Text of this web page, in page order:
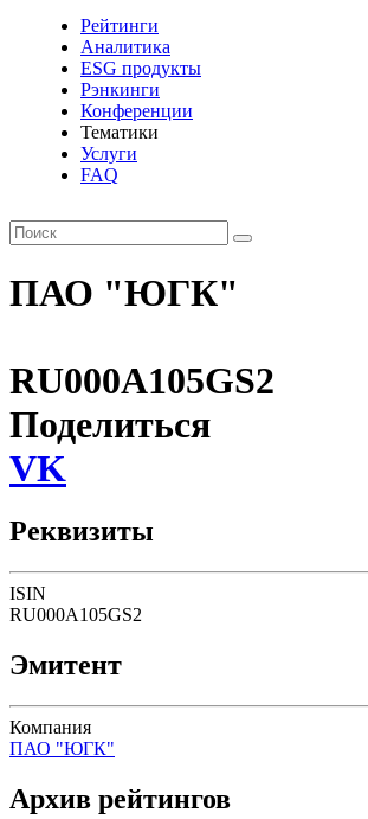
Рейтинги
Аналитика
ESG продукты
Рэнкинги
Конференции
Тематики
Услуги
FAQ
ПАО "ЮГК"
RU000A105GS2
Поделиться
VK
Реквизиты
ISIN
RU000A105GS2
Эмитент
Компания
ПАО "ЮГК"
Архив рейтингов